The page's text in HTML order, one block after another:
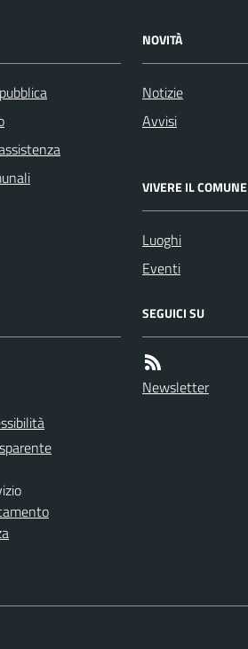
NOVITÀ
Notizie
Avvisi
VIVERE IL COMUNE
Luoghi
Eventi
SEGUICI SU
Newsletter